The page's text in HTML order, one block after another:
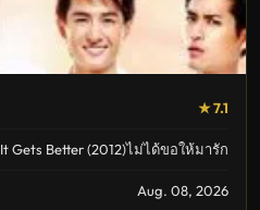
★ 7.1
It Gets Better (2012)ไม่ได้ขอให้มารัก
Aug. 08, 2026